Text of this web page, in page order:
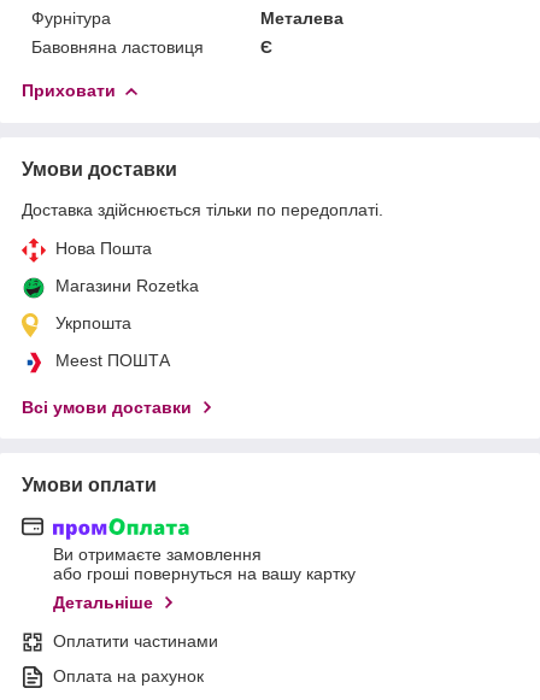
Фурнітура
Металева
Бавовняна ластовиця
Є
Приховати
Умови доставки
Доставка здійснюється тільки по передоплаті.
Нова Пошта
Магазини Rozetka
Укрпошта
Meest ПОШТА
Всі умови доставки
Умови оплати
Ви отримаєте замовлення
або гроші повернуться на вашу картку
Детальніше
Оплатити частинами
Оплата на рахунок